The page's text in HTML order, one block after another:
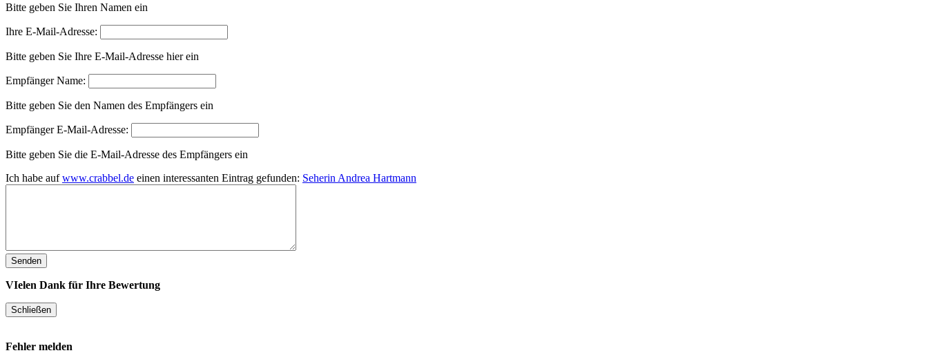
Bitte geben Sie Ihren Namen ein
Ihre E-Mail-Adresse:
Bitte geben Sie Ihre E-Mail-Adresse hier ein
Empfänger Name:
Bitte geben Sie den Namen des Empfängers ein
Empfänger E-Mail-Adresse:
Bitte geben Sie die E-Mail-Adresse des Empfängers ein
Ich habe aufwww.crabbel.de einen interessanten Eintrag gefunden: Seherin Andrea Hartmann
VIelen Dank für Ihre Bewertung
Fehler melden